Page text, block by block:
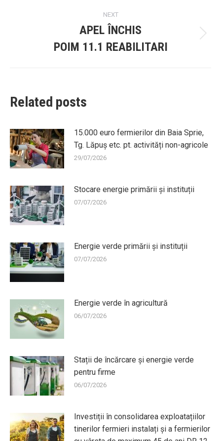
NEXT
post:
APEL ÎNCHIS
POIM 11.1 REABILITARI
Related posts
15.000 euro fermierilor din Baia Sprie,
Tg. Lăpuș etc. pt. activități non-agricole
29/07/2026
Stocare energie primării și instituții
07/07/2026
Energie verde primării și instituții
07/07/2026
Energie verde în agricultură
06/07/2026
Stații de încărcare și energie verde
pentru firme
06/07/2026
Investiții în consolidarea exploatațiilor
tinerilor fermieri instalați și a fermierilor